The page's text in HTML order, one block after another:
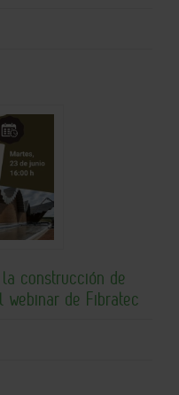
construcción de
de Fibratec